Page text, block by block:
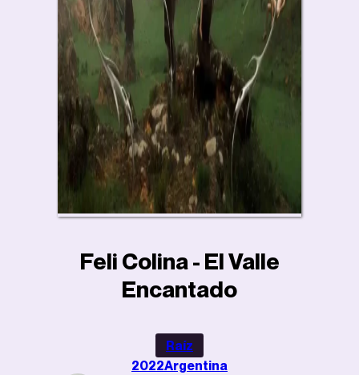
Feli Colina - El Valle
Encantado
Raíz
2022Argentina